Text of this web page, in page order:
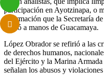
participación en Ayotzinapa, o
información que la Secretaría
sufrió a manos de Guacamaya.
López Obrador se refirió a las
de derechos humanos,
del Ejército y la Marina Armada
señalan los abusos y